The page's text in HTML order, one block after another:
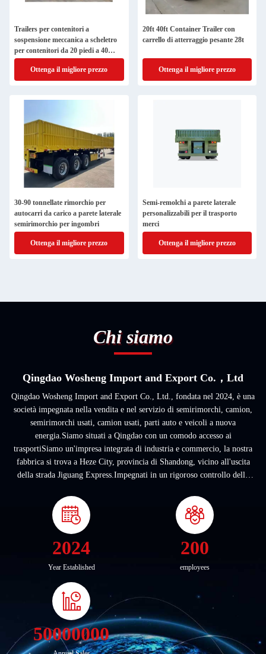
Trailers per contenitori a
sospensione meccanica a scheletro
per contenitori da 20 piedi a 40
piedi a 45 piedi
Ottenga il migliore prezzo
20ft 40ft Container Trailer con
carrello di atterraggio pesante 28t
Ottenga il migliore prezzo
30-90 tonnellate rimorchio per
autocarri da carico a parete laterale
semirimorchio per ingombri
Ottenga il migliore prezzo
Semi-remolchi a parete laterale
personalizzabili per il trasporto
merci
Ottenga il migliore prezzo
Chi siamo
Qingdao Wosheng Import and Export Co.，Ltd
Qingdao Wosheng Import and Export Co., Ltd., fondata nel 2024, è una
società impegnata nella vendita e nel servizio di semirimorchi, camion,
semirimorchi usati, camion usati, parti auto e veicoli a nuova
energia.Siamo situati a Qingdao con un comodo accesso ai
trasportiSiamo un'impresa integrata di industria e commercio, la nostra
fabbrica si trova a Heze City, provincia di Shandong, vicino all'uscita
della strada Jiguang Express.Impegnati in un rigoroso controllo della
2024
Year Established
200
employees
50000000